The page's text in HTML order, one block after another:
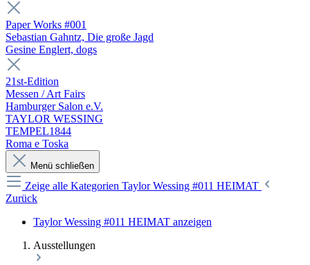
Paper Works #001
Sebastian Gahntz, Die große Jagd
Gesine Englert, dogs
21st-Edition
Messen / Art Fairs
Hamburger Salon e.V.
TAYLOR WESSING
TEMPEL1844
Roma e Toska
Menü schließen
Zeige alle Kategorien Taylor Wessing #011 HEIMAT
Zurück
Taylor Wessing #011 HEIMAT anzeigen
Ausstellungen